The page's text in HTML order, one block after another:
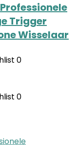
Trigger
Wisselaar
0
0